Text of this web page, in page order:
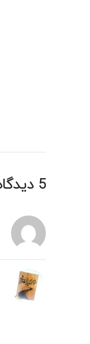
5 دیدگاه برای